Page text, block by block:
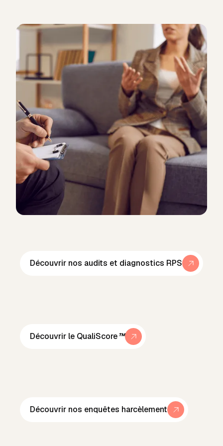
Découvrir nos audits et diagnostics RPS
Découvrir le QualiScore™
Découvrir nos enquêtes harcèlement